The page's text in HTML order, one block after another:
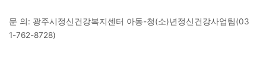
문 의: 광주시정신건강복지센터 아동-청(소)년정신건강사업팀(03
1-762-8728)